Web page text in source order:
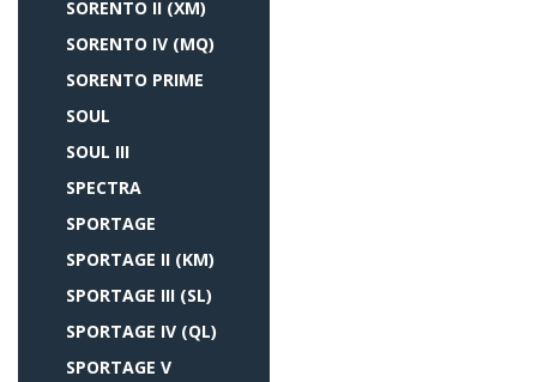
SORENTO II (XM)
SORENTO IV (MQ)
SORENTO PRIME
SOUL
SOUL III
SPECTRA
SPORTAGE
SPORTAGE II (KM)
SPORTAGE III (SL)
SPORTAGE IV (QL)
SPORTAGE V